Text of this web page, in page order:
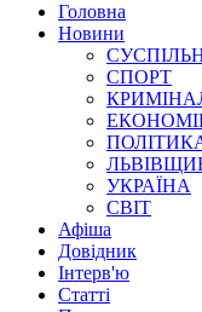
Головна
Новини
СПОРТ
УКРАЇНА
СВІТ
Афіша
Довідник
Інтерв'ю
Статті